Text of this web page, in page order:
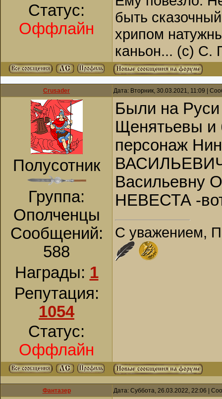
Статус:
Оффлайн
быть
хрипом
каньон... (с) С.
Crusader Дата: Вторник, 30.03.2021, 11:09 |
Полусотник
Группа:
Ополченцы
Сообщений:
588
Награды: 1
Репутация:
1054
Статус:
Оффлайн
Были на Руси
Щенятьевы и
персонаж
Васильевну
НЕВЕСТА -
С уважением,
Фантазер Дата: Суббота, 26.03.2022, 22:06 |